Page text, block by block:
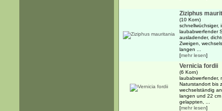
Ziziphus
(10 Korn)
schnellwüchsiger,
laubabwerfender
ausladender,
Zweigen,
langen ...
[mehr lesen]
Vernicia fordii
(6 Korn)
laubabwerfender,
Naturstandort bis
wechselständig
langen und 22
gelappten, ...
[mehr lesen]